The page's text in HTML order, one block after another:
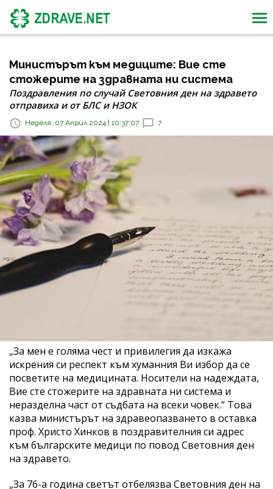
Министърът към медиците: Вие сте
стожерите на здравната ни система
Поздравления по случай Световния ден на здравето
отправиха и от БЛС и НЗОК
Неделя, 07 Април 2024 | 10:37:07 7
„За мен е голяма чест и привилегия да изкажа
искрения си респект към хуманния Ви избор да се
посветите на медицината. Носители на надеждата,
Вие сте стожерите на здравната ни система и
неразделна част от съдбата на всеки човек.“ Това
казва министърът на здравеопазването в оставка
проф. Христо Хинков в поздравителния си адрес
към българските медици по повод Световния ден
на здравето.
„За 76-а година светът отбелязва Световния ден на